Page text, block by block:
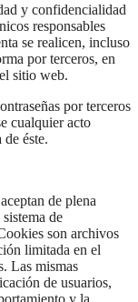
y confidencialidad
responsables
se realicen, incluso
por terceros, en
sitio web.
por terceros
cualquier acto
éste.
de plena
de
son archivos
limitada en el
Las mismas
de usuarios,
y la